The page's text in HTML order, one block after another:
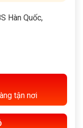
Hàn Quốc,
tận nơi